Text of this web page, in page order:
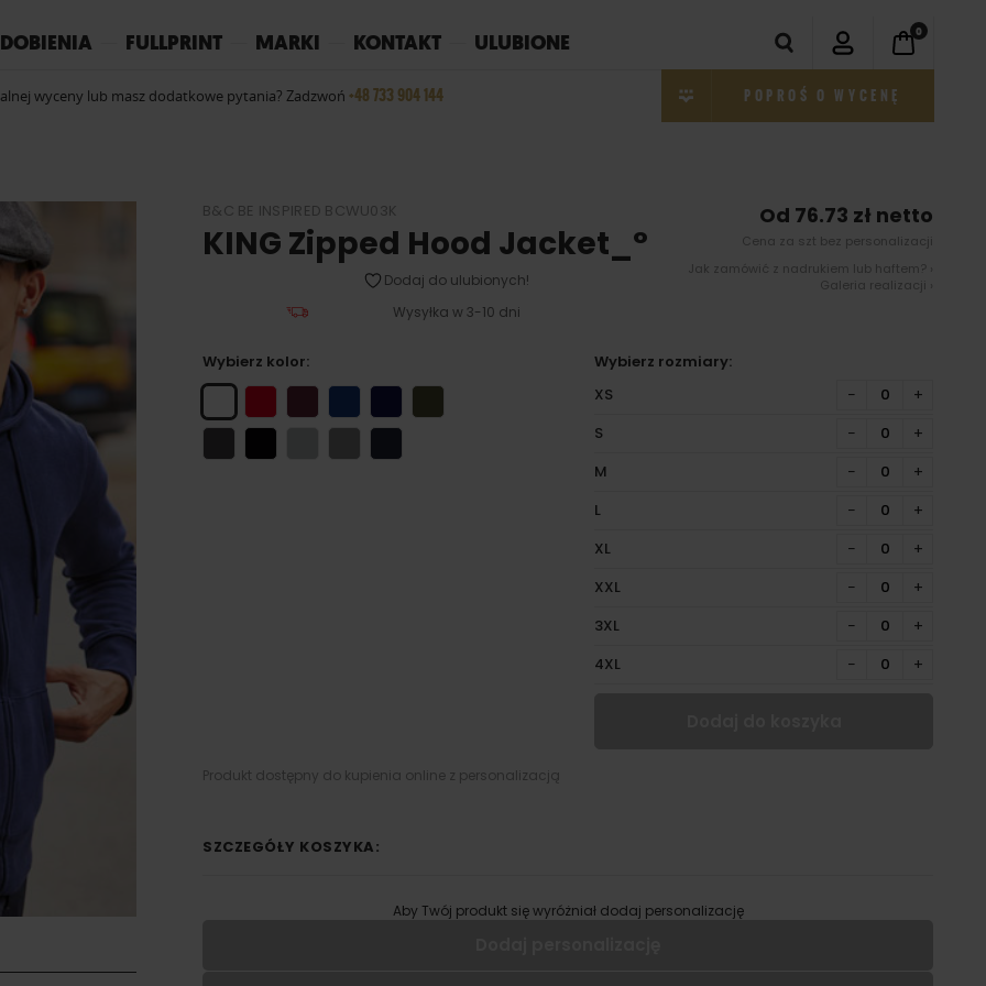
FULLPRINT MARKI KONTAKT ULUBIONE
wyceny lub masz dodatkowe pytania? Zadzwoń +48 733 904 144
0
POPROŚ O WYCENĘ
B&C BE INSPIRED BCWU03K
KING Zipped Hood Jacket_°
Dodaj do ulubionych!
Wysyłka w 3-10 dni
Od 76.73 zł netto
Cena za szt bez personalizacji
Jak zamówić z nadrukiem lub haftem? ›
Galeria realizacji ›
Wybierz kolor:
Wybierz rozmiary:
XS
− +
S − +
M − +
L − +
XL − +
XXL − +
3XL − +
4XL − +
Produkt dostępny do kupienia online z personalizacją
SZCZEGÓŁY KOSZYKA:
Aby Twój produkt się wyróżniał dodaj personalizację